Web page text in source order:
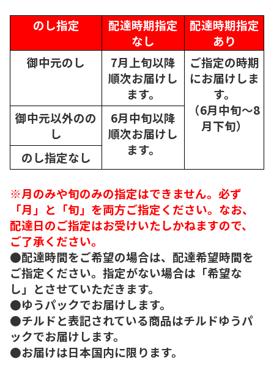
のし指定
配達時期指定
なし
配達時期指定
あり
御中元のし
7月上旬以降
順次お届けし
ます。
ご指定の時期
にお届けしま
す。
（6月中旬～8
月下旬）
御中元以外のの
し
6月中旬以降
順次お届けし
ます。
のし指定なし
※月のみや旬のみの指定はできません。必ず
「月」と「旬」を両方ご指定ください。なお、
配達日のご指定はお受けいたしかねますので、
ご了承ください。
●配達時間をご希望の場合は、配達希望時間を
ご指定ください。指定がない場合は「希望な
し」とさせていただきます。
●ゆうパックでお届けします。
●チルドと表記されている商品はチルドゆうパ
ックでお届けします。
●お届けは日本国内に限ります。